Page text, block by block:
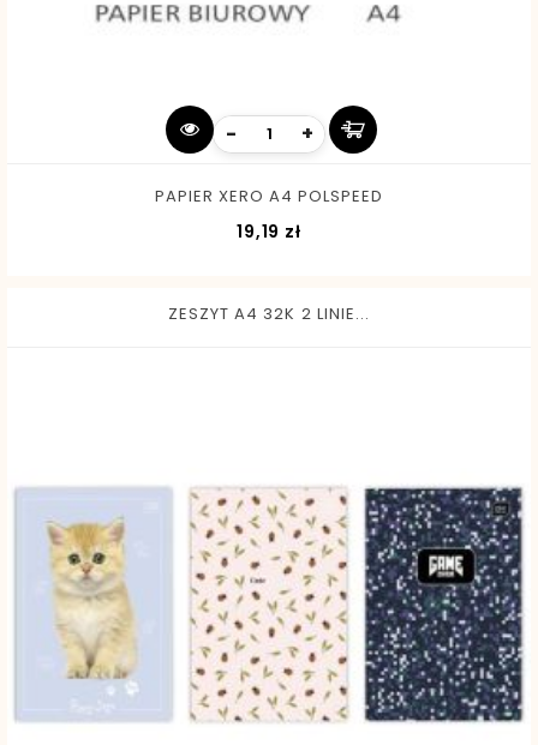
- +
PAPIER XERO A4 POLSPEED
19,19 zł
ZESZYT A4 32K 2 LINIE...